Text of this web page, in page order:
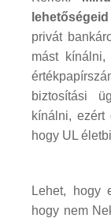
privát
mást
biztosítási
kínálni, ezért
hogy UL
Lehet, hogy
hogy nem